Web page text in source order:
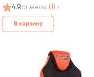
4.9оценок (1)
В корзину